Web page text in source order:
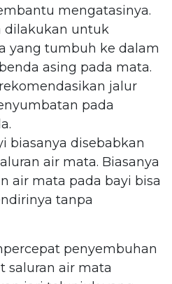
mengatasinya.
dilakukan untuk
yang tumbuh ke dalam
asing pada mata.
jalur
pada
biasanya disebabkan
air mata. Biasanya
air mata pada bayi bisa
tanpa
penyembuhan
saluran air mata